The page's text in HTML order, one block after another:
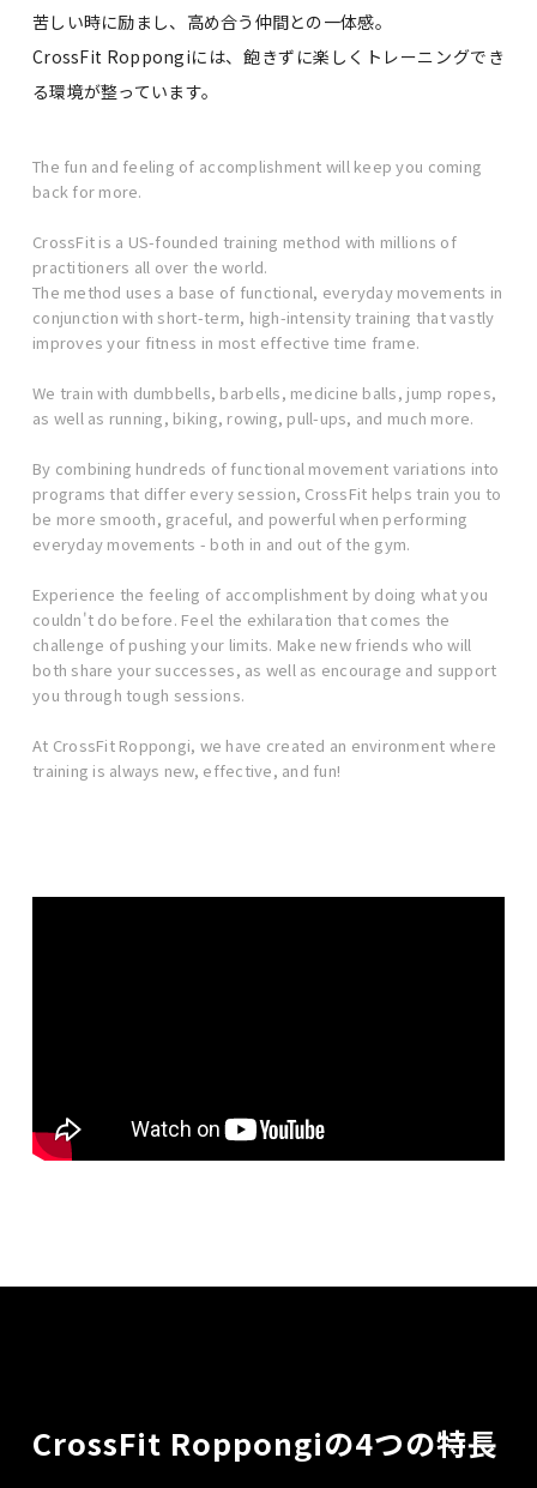
苦しい時に励まし、高め合う仲間との一体感。
CrossFit Roppongiには、飽きずに楽しくトレーニングでき
る環境が整っています。
The fun and feeling of accomplishment will keep you coming
back for more.
CrossFit is a US-founded training method with millions of
practitioners all over the world.
The method uses a base of functional, everyday movements in
conjunction with short-term, high-intensity training that vastly
improves your fitness in most effective time frame.
We train with dumbbells, barbells, medicine balls, jump ropes,
as well as running, biking, rowing, pull-ups, and much more.
By combining hundreds of functional movement variations into
programs that differ every session, CrossFit helps train you to
be more smooth, graceful, and powerful when performing
everyday movements - both in and out of the gym.
Experience the feeling of accomplishment by doing what you
couldn't do before. Feel the exhilaration that comes the
challenge of pushing your limits. Make new friends who will
both share your successes, as well as encourage and support
you through tough sessions.
At CrossFit Roppongi, we have created an environment where
training is always new, effective, and fun!
CrossFit Roppongiの4つの特長